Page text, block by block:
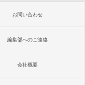
お問い合わせ
編集部へのご連絡
会社概要